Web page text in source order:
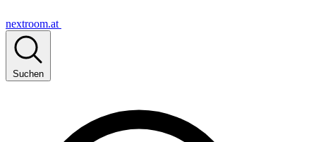
nextroom.at
Suchen